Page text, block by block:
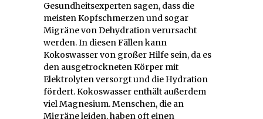
Gesundheitsexperten sagen, dass die
meisten Kopfschmerzen und sogar
Migräne von Dehydration verursacht
werden. In diesen Fällen kann
Kokoswasser von großer Hilfe sein, da es
den ausgetrockneten Körper mit
Elektrolyten versorgt und die Hydration
fördert. Kokoswasser enthält außerdem
viel Magnesium. Menschen, die an
Migräne leiden, haben oft einen